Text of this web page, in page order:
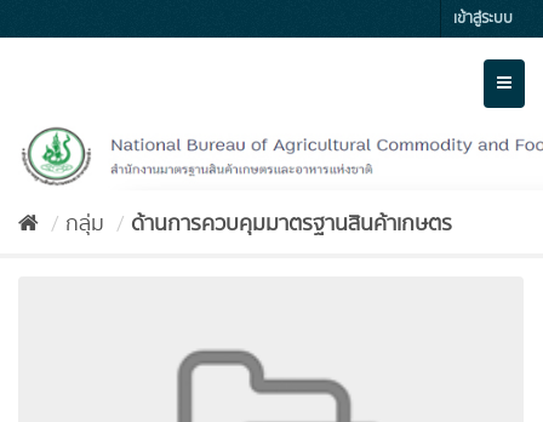
to
เข้าสู่ระบบ
กลุ่ม ด้านการควบคุมมาตรฐานสินค้าเกษตร